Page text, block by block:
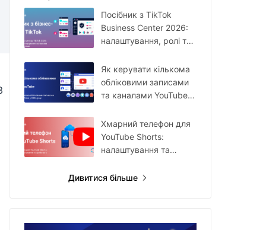
Посібник з TikTok
Business Center 2026:
налаштування, ролі та
акаунтами
Як керувати кількома
обліковими записами
та каналами YouTube у
Хмарний телефон для
YouTube Shorts:
налаштування та
Дивитися більше